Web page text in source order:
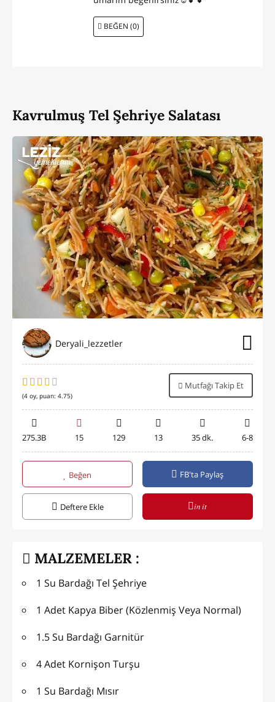
BEĞEN (0)
Kavrulmuş Tel Şehriye Salatası
Deryali_lezzetler
(4 oy, puan: 4.75)
Mutfağı Takip Et
275.3B 15 129 13 35 dk. 6-8
Beğen FB'ta Paylaş
Deftere Ekle in it
MALZEMELER :
1 Su Bardağı Tel Şehriye
1 Adet Kapya Biber (Közlenmiş Veya Normal)
1.5 Su Bardağı Garnitür
4 Adet Kornişon Turşu
1 Su Bardağı Mısır